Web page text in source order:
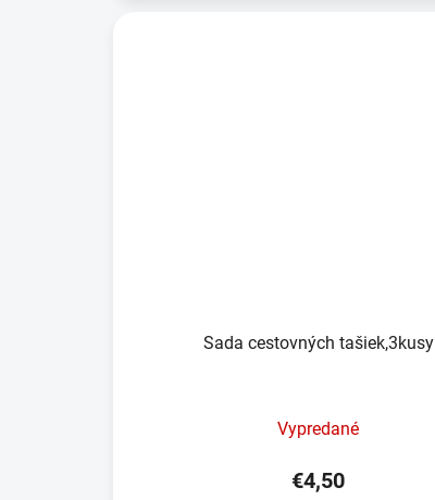
Sada cestovných tašiek,3kusy
Vypredané
€4,50